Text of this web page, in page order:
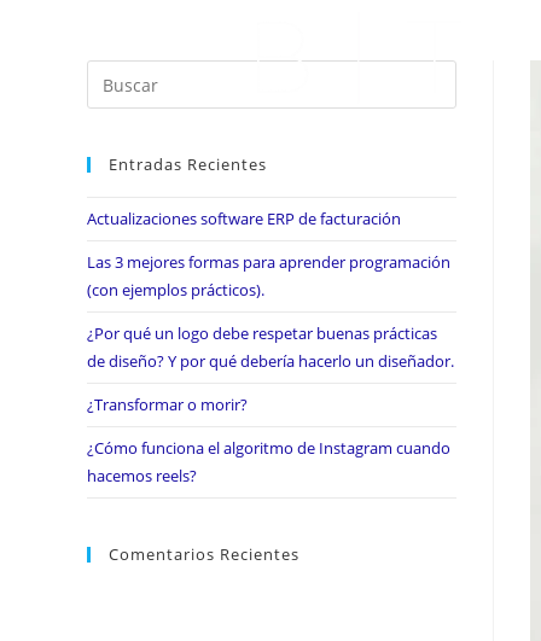
Entradas Recientes
Actualizaciones software ERP de facturación
Las 3 mejores formas para aprender programación
(con ejemplos prácticos).
¿Por qué un logo debe respetar buenas prácticas
de diseño? Y por qué debería hacerlo un diseñador.
¿Transformar o morir?
¿Cómo funciona el algoritmo de Instagram cuando
hacemos reels?
Comentarios Recientes